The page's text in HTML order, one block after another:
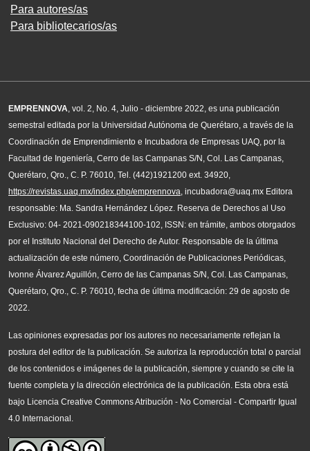
Para autores/as
Para bibliotecarios/as
EMPRENNOVA, vol. 2, No. 4, Julio - diciembre 2022, es una publicación
semestral editada por la Universidad Autónoma de Querétaro, a través de la
Coordinación de Emprendimiento e Incubadora de Empresas UAQ, por la
Facultad de Ingeniería, Cerro de las Campanas S/N, Col. Las Campanas,
Querétaro, Qro., C. P. 76010, Tel. (442)1921200 ext. 34920,
https://revistas.uaq.mx/index.php/emprennova, incubadora@uaq.mx Editora
responsable: Ma. Sandra Hernández López. Reserva de Derechos al Uso
Exclusivo: 04- 2021-090218344100-102, ISSN: en trámite, ambos otorgados
por el Instituto Nacional del Derecho de Autor. Responsable de la última
actualización de este número, Coordinación de Publicaciones Periódicas,
Ivonne Álvarez Aguillón, Cerro de las Campanas S/N, Col. Las Campanas,
Querétaro, Qro., C. P. 76010, fecha de última modificación: 29 de agosto de
2022.
Las opiniones expresadas por los autores no necesariamente reflejan la
postura del editor de la publicación. Se autoriza la reproducción total o parcial
de los contenidos e imágenes de la publicación, siempre y cuando se cite la
fuente completa y la dirección electrónica de la publicación. Esta obra está
bajo Licencia Creative Commons Atribución - No Comercial - Compartir Igual
4.0 Internacional.